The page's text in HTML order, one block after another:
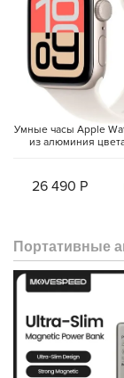
Умные часы Apple
из алюминия
«сияющая
26 490 Р
Портативные